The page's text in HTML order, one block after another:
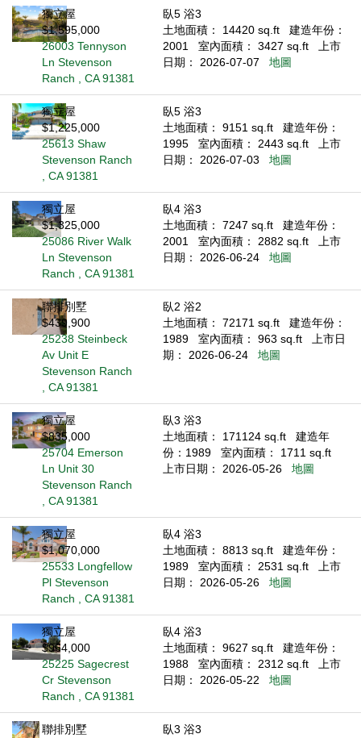
獨立屋
$1,595,000
26003 Tennyson
Ln Stevenson
Ranch , CA 91381
臥5 浴3
土地面積： 14420 sq.ft
建造年份：
2001
室內面積： 3427 sq.ft
上市
日期： 2026-07-07
地圖
獨立屋
$1,225,000
25613 Shaw
Stevenson Ranch
, CA 91381
臥5 浴3
土地面積： 9151 sq.ft
建造年份：
1995
室內面積： 2443 sq.ft
上市
日期： 2026-07-03
地圖
獨立屋
$1,325,000
25086 River Walk
Ln Stevenson
Ranch , CA 91381
臥4 浴3
土地面積： 7247 sq.ft
建造年份：
2001
室內面積： 2882 sq.ft
上市
日期： 2026-06-24
地圖
聯排別墅
$439,900
25238 Steinbeck
Av Unit E
Stevenson Ranch
, CA 91381
臥2 浴2
土地面積： 72171 sq.ft
建造年份：
1989
室內面積： 963 sq.ft
上市日
期： 2026-06-24
地圖
獨立屋
$835,000
25704 Emerson
Ln Unit 30
Stevenson Ranch
, CA 91381
臥3 浴3
土地面積： 171124 sq.ft
建造年
份：1989
室內面積： 1711 sq.ft
上市日期： 2026-05-26
地圖
獨立屋
$1,070,000
25533 Longfellow
Pl Stevenson
Ranch , CA 91381
臥4 浴3
土地面積： 8813 sq.ft
建造年份：
1989
室內面積： 2531 sq.ft
上市
日期： 2026-05-26
地圖
獨立屋
$964,000
25225 Sagecrest
Cr Stevenson
Ranch , CA 91381
臥4 浴3
土地面積： 9627 sq.ft
建造年份：
1988
室內面積： 2312 sq.ft
上市
日期： 2026-05-22
地圖
聯排別墅
臥3 浴3